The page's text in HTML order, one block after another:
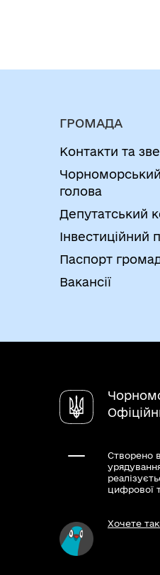
ГРОМАДА
Контакти та
голова
Депутатський
Інвестиційний
Паспорт
Вакансії
Створено
цифрової
Хочете